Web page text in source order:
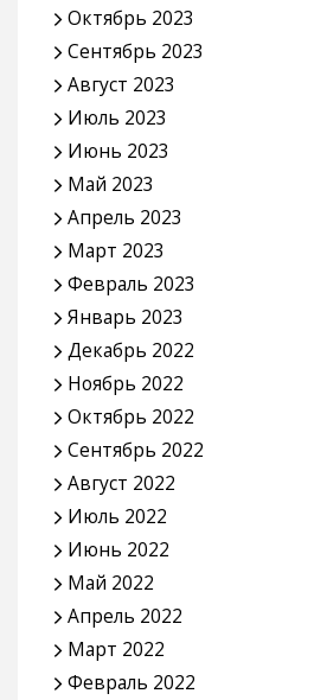
Октябрь 2023
Сентябрь 2023
Август 2023
Июль 2023
Июнь 2023
Май 2023
Апрель 2023
Март 2023
Февраль 2023
Январь 2023
Декабрь 2022
Ноябрь 2022
Октябрь 2022
Сентябрь 2022
Август 2022
Июль 2022
Июнь 2022
Май 2022
Апрель 2022
Март 2022
Февраль 2022